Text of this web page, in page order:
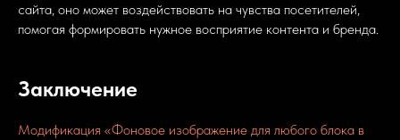
сайта, оно может воздействовать на чувства посетителей,
помогая формировать нужное восприятие контента и бренда.
Заключение
Модификация «Фоновое изображение для любого блока в